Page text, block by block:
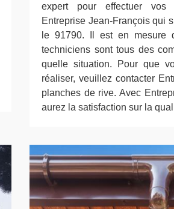
expert pour effectuer vos
Entreprise Jean-François qui
le 91790. Il est en mesure
techniciens sont tous des
quelle situation. Pour que
réaliser, veuillez contacter
planches de rive. Avec
aurez la satisfaction sur la